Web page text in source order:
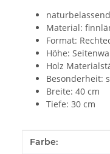
Material:
Format:
Höhe:
Holz
Besonderheit:
Breite: 40 cm
Tiefe: 30 cm
Produkteigenschaft
Wert
Farbe: